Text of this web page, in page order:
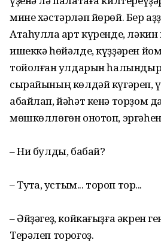
мине хәстәрләп йөрөй. Бер
Атаһулла ҡарт күренде,
ишеккә һөйәлде, күҙҙәрен
тойолған ҡулдарын
сырайының көлдәй күгәреп,
абайлап, йәһәт кенә торҙом
мөшкөллөгөн онотоп,
– Ни булды, бабай?
– Туҡта, ҡустым... тороп тор...
– Әйҙәгеҙ, койкағыҙға әкрен
Терәлеп тороғоҙ.